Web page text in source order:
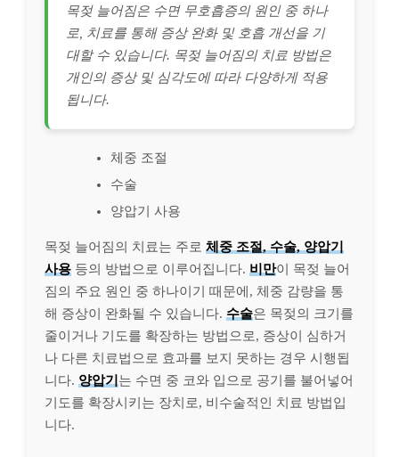
목젖 늘어짐은 수면 무호흡증의 원인 중 하나
로, 치료를 통해 증상 완화 및 호흡 개선을 기
대할 수 있습니다. 목젖 늘어짐의 치료 방법은
개인의 증상 및 심각도에 따라 다양하게 적용
됩니다.
체중 조절
수술
양압기 사용
목젖 늘어짐의 치료는 주로 체중 조절, 수술, 양압기
사용 등의 방법으로 이루어집니다. 비만이 목젖 늘어
짐의 주요 원인 중 하나이기 때문에, 체중 감량을 통
해 증상이 완화될 수 있습니다. 수술은 목젖의 크기를
줄이거나 기도를 확장하는 방법으로, 증상이 심하거
나 다른 치료법으로 효과를 보지 못하는 경우 시행됩
니다. 양압기 는 수면 중 코와 입으로 공기를 불어넣어
기도를 확장시키는 장치로, 비수술적인 치료 방법입
니다.